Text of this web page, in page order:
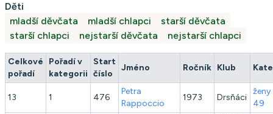
Děti
mladší děvčata
mladší chlapci
starší děvčata
starší chlapci
nejstarší děvčata nejstarší chlapci
Celkové
pořadí
Pořadí v
kategorii
Start
číslo
Jméno Ročník Klub
13 1 476
Petra
Rappoccio
1973 Drsňáci
49